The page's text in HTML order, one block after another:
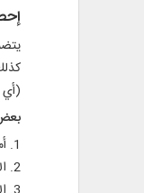
يتضمن هذا البرنامج 141
(أي زيادة بنحو 45%)، ومقارنة بـ "جامع
1. أمالي الشيخ الطوسي (ترجمة حسن زاده).
2. الإهليلجة.